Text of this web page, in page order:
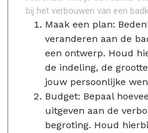
bij het verbouwen van een
Maak een plan:
veranderen aan de
een ontwerp. Houd
de indeling, de
jouw persoonlijke
Budget: Bepaal
uitgeven aan de
begroting. Houd